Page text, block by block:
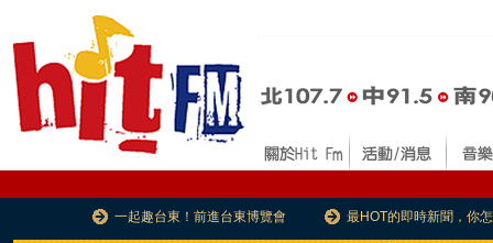
一起趣台東！前進台東博覽會 最HOT的即時新聞，你